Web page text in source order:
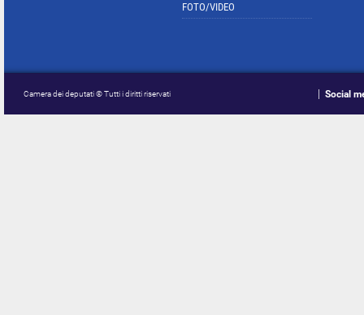
FOTO/VIDEO
Camera dei deputati © Tutti i diritti riservati Social